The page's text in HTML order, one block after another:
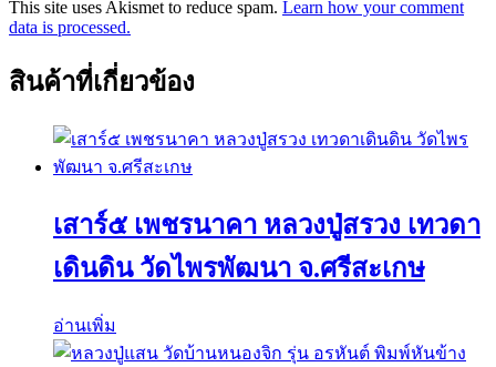
This site uses Akismet to reduce spam. Learn how your comment
data is processed.
สินค้าที่เกี่ยวข้อง
เสาร์๕ เพชรนาคา หลวงปู่สรวง เทวดา
เดินดิน วัดไพรพัฒนา จ.ศรีสะเกษ
อ่านเพิ่ม